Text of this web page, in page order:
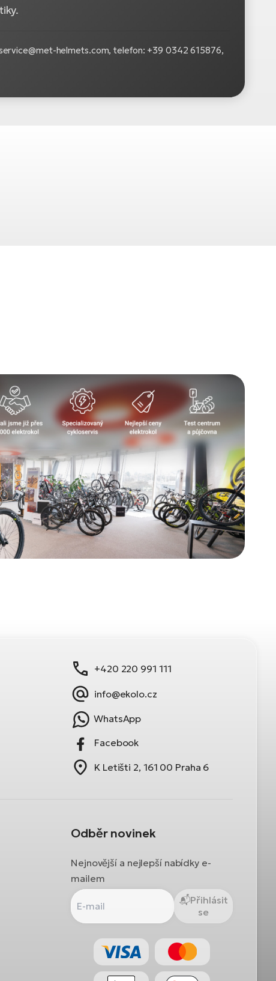
helmets.com, telefon: +39 0342 615876,
+420 220 991 111
info@ekolo.cz
WhatsApp
Facebook
K Letišti 2, 161 00 Praha 6
Odběr novinek
Nejnovější a nejlepší nabídky e-
mailem
Přihlásit
se